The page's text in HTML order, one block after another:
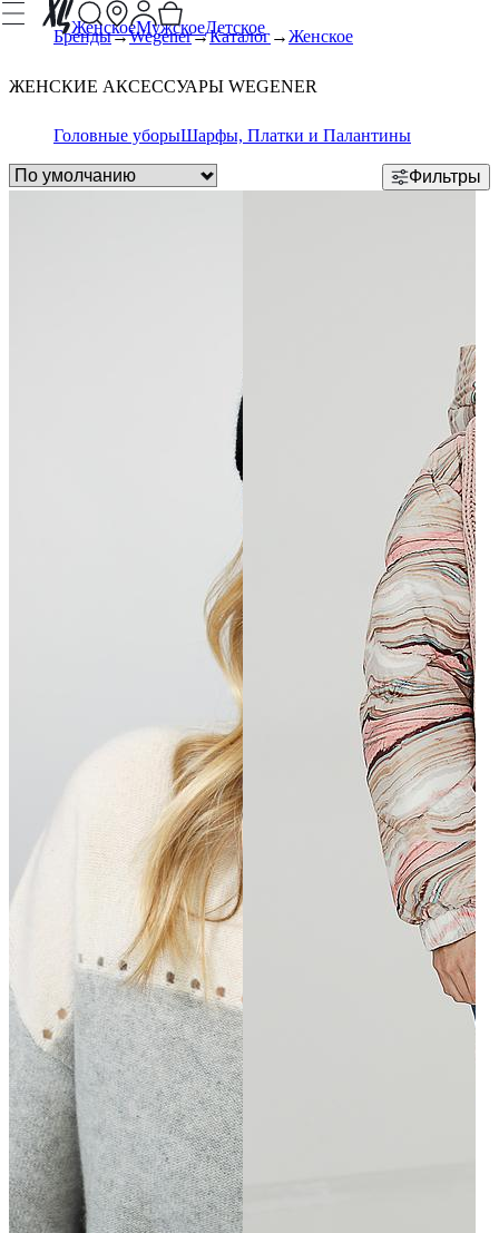
ЖенскоеМужскоеДетское
Бренды Wegener Каталог Женское
ЖЕНСКИЕ АКСЕССУАРЫ WEGENER
Головные уборыШарфы, Платки и Палантины
Фильтры